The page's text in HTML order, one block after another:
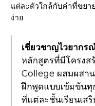
แต่ละตัวใกล้กับคำที่ขยา
ง่าย
เชี่ยวชาญไวยากร
หลักสูตรที่มีโครงส
College ผสมผสา
ฝึกพูดแบบเข้มข้น
ที่แต่ละชั้นเรียนเส